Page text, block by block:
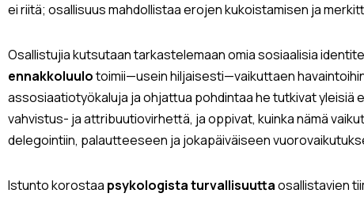
ei riitä; osallisuus mahdollistaa erojen kukoistamisen ja
Osallistujia kutsutaan tarkastelemaan omia sosiaalisia
ennakkoluulotoimii—usein hiljaisesti—vaikuttaen
assosiaatiotyökaluja ja ohjattua pohdintaa he tutkivat yleisiä
vahvistus- ja attribuutiovirhettä, ja oppivat, kuinka nämä
delegointiin, palautteeseen ja jokapäiväiseen
Istunto korostaa psykologista turvallisuuttaosallistavien